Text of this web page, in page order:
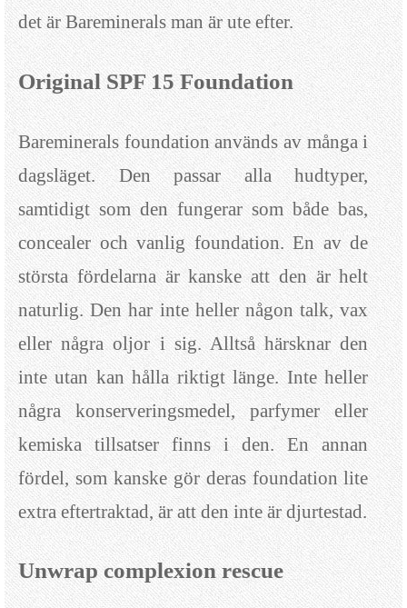
det är Bareminerals man är ute efter.
Original SPF 15 Foundation
Bareminerals foundation används av många i
dagsläget. Den passar alla hudtyper,
samtidigt som den fungerar som både bas,
concealer och vanlig foundation. En av de
största fördelarna är kanske att den är helt
naturlig. Den har inte heller någon talk, vax
eller några oljor i sig. Alltså härsknar den
inte utan kan hålla riktigt länge. Inte heller
några konserveringsmedel, parfymer eller
kemiska tillsatser finns i den. En annan
fördel, som kanske gör deras foundation lite
extra eftertraktad, är att den inte är djurtestad.
Unwrap complexion rescue